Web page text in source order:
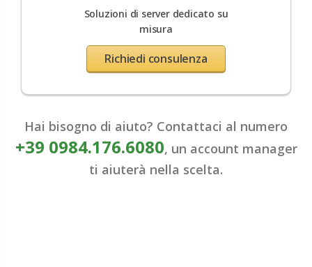
Soluzioni di server dedicato su
misura
Richiedi consulenza
Hai bisogno di aiuto? Contattaci al numero
+39 0984.176.6080, un account manager
ti aiuterà nella scelta.